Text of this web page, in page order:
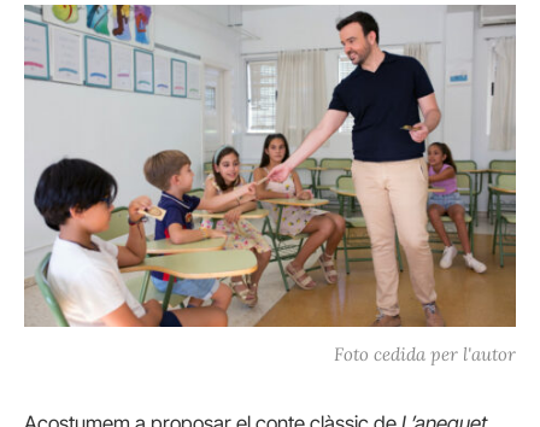
Foto cedida per l'autor